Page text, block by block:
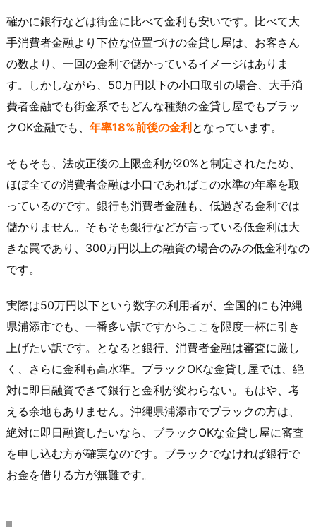
確かに銀行などは街金に比べて金利も安いです。比べて大
手消費者金融より下位な位置づけの金貸し屋は、お客さん
の数より、一回の金利で儲かっているイメージはありま
す。しかしながら、50万円以下の小口取引の場合、大手消
費者金融でも街金系でもどんな種類の金貸し屋でもブラッ
クOK金融でも、 年率18%前後の金利 となっています。
そもそも、法改正後の上限金利が20%と制定されたため、
ほぼ全ての消費者金融は小口であればこの水準の年率を取
っているのです。銀行も消費者金融も、低過ぎる金利では
儲かりません。そもそも銀行などが言っている低金利は大
きな罠であり、300万円以上の融資の場合のみの低金利なの
です。
実際は50万円以下という数字の利用者が、全国的にも沖縄
県浦添市でも、一番多い訳ですからここを限度一杯に引き
上げたい訳です。となると銀行、消費者金融は審査に厳し
く、さらに金利も高水準。ブラックOKな金貸し屋では、絶
対に即日融資できて銀行と金利が変わらない。もはや、考
える余地もありません。沖縄県浦添市でブラックの方は、
絶対に即日融資したいなら、ブラックOKな金貸し屋に審査
を申し込む方が確実なのです。ブラックでなければ銀行で
お金を借りる方が無難です。